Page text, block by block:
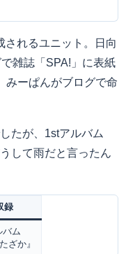
されるユニット。日向
雑誌「SPA!」に表紙
みーぱんがブログで命
たが、1stアルバム
して雨だと言ったん
録
バム
ざか』